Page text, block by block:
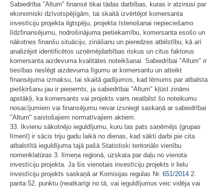
Sabiedrība "Altum" finansē tikai tādas darbības, kuras ir atzinusi par
ekonomiski dzīvotspējīgām, tai skaitā izvērtējot komersanta
investīciju projekta ilgtspēju, projekta īstenošanai nepieciešamo
līdzfinansējumu, nodrošinājuma pietiekamību, komersanta esošo un
nākotnes finanšu situāciju, zināšanu un pieredzes atbilstību, kā arī
analizējot identificētos uzņēmējdarbības riskus un citus faktorus
komersanta aizdevuma kvalitātes noteikšanai. Sabiedrībai "Altum" ir
tiesības neslēgt aizdevuma līgumu ar komersantu un atteikt
finansējuma izmaksu, tai skaitā gadījumos, kad lēmums par atbalsta
piešķiršanu jau ir pieņemts, ja sabiedrībai "Altum" kļūst zināmi
apstākļi, ka komersants vai projekts vairs neatbilst šo noteikumu
nosacījumiem vai finansējumu nevar izsniegt saskaņā ar sabiedrībai
"Altum" saistošajiem normatīvajiem aktiem.
33. Ikvienu sākotnējo ieguldījumu, kuru tas pats saņēmējs (grupas
līmenī) ir sācis triju gadu laikā no dienas, kad sākti darbi pie cita
atbalstītā ieguldījuma tajā pašā Statistiski teritoriālo vienību
nomenklatūras 3. līmeņa reģionā, uzskata par daļu no vienota
investīciju projekta. Ja šis vienotais investīciju projekts ir lielu
investīciju projekts saskaņā ar Komisijas regulas Nr. 651/2014 2.
panta 52. punktu (neatkarīgi no tā, vai ieguldījumus veic vidēja vai